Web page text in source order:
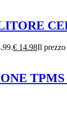
€ 14.98Il prezzo